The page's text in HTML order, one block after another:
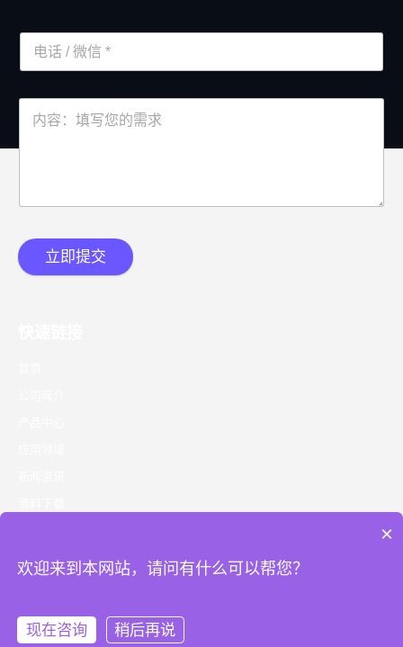
立即提交
备有限公司不是本网站所列制造商的品牌授权经销商或代表。
Copyright © 2023-2024 厦门戎丰电气设备有限公司 版权所有
×
欢迎来到本网站，请问有什么可以帮您？
现在咨询 稍后再说